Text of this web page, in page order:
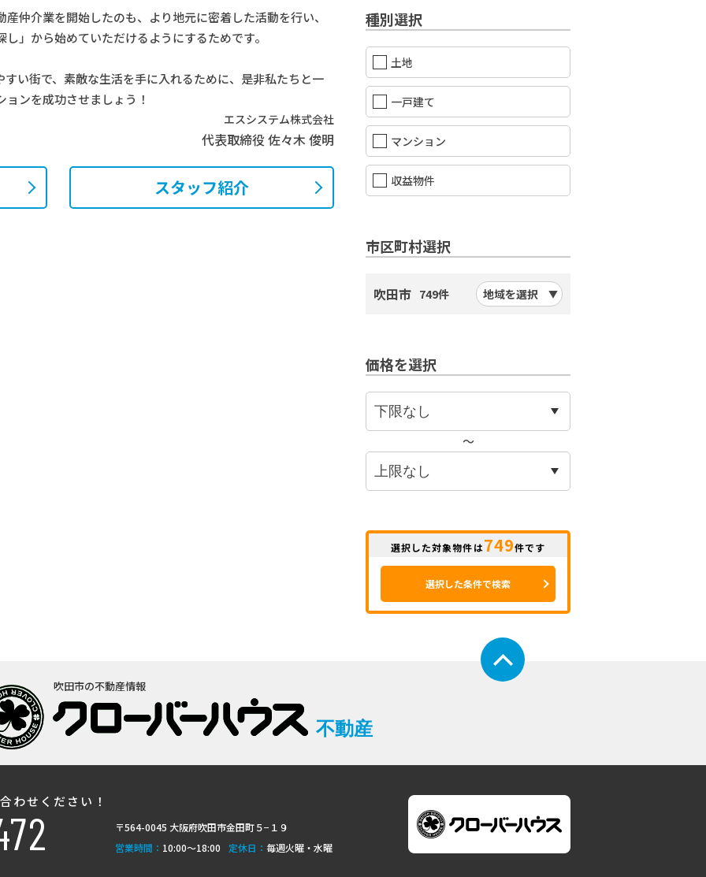
仲介業を開始したのも、より地元に密着した活動を行い、
」から始めていただけるようにするためです。
い街で、素敵な生活を手に入れるために、是非私たちと一
ンを成功させましょう！
エスシステム株式会社
代表取締役 佐々木 俊明
スタッフ紹介
種別選択
土地
一戸建て
マンション
収益物件
市区町村選択
吹田市 749件 地域を選択
価格を選択
〜
選択した対象物件は749件です
選択した条件で検索
吹田市の不動産情報
不動産
わせください！
〒564-0045 大阪府吹田市金田町５−１９
営業時間： 10:00〜18:00 定休日： 毎週火曜・水曜